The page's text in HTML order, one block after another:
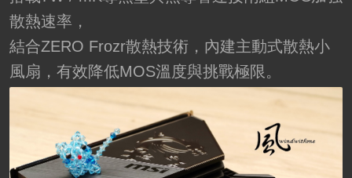
散熱速率，
結合ZERO Frozr散熱技術，內建主動式散熱小
風扇，有效降低MOS溫度與挑戰極限。